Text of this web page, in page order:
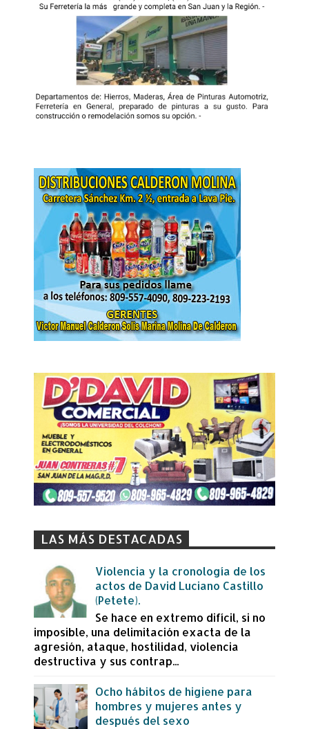
LAS MÁS DESTACADAS
Violencia y la cronología de los
actos de David Luciano Castillo
(Petete).
Se hace en extremo difícil, si no
imposible, una delimitación exacta de la
agresión, ataque, hostilidad, violencia
destructiva y sus contrap...
Ocho hábitos de higiene para
hombres y mujeres antes y
después del sexo